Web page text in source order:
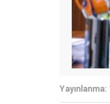
Yayınlanma: